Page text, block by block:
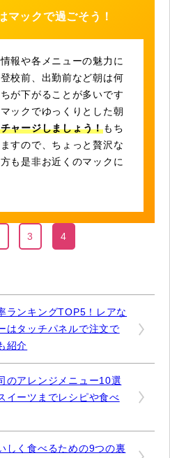
マックで過ごそう！
報や各メニューの魅力に
校前、出勤前など朝は何
が下がることが多いです
ックでゆっくりとした朝
ャージしましょう！もち
すので、ちょっと贅沢な
も是非お近くのマックに
3 4
ランキングTOP5！レアな
はタッチパネルで注文で
紹介
のアレンジメニュー10選
イーツまでレシピや食べ
しく食べるための9つの裏